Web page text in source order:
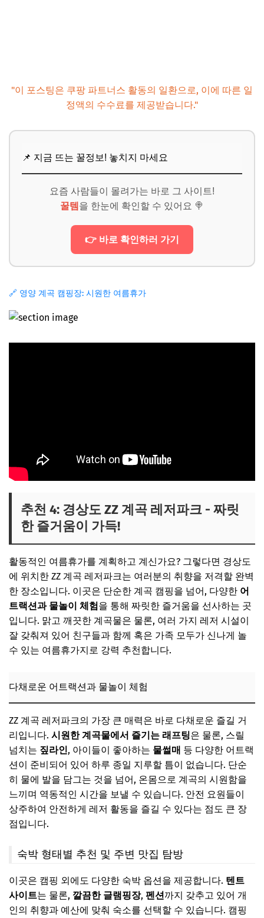
"이 포스팅은 쿠팡 파트너스 활동의 일환으로, 이에 따른 일
정액의 수수료를 제공받습니다."
📌 지금 뜨는 꿀정보! 놓치지 마세요
요즘 사람들이 몰려가는 바로 그 사이트!
꿀템 을 한눈에 확인할 수 있어요 🍭
👉 바로 확인하러 가기
🔗 영양 계곡 캠핑장: 시원한 여름휴가
추천 4: 경상도 ZZ 계곡 레저파크 - 짜릿
한 즐거움이 가득!
활동적인 여름휴가를 계획하고 계신가요? 그렇다면 경상도
에 위치한 ZZ 계곡 레저파크는 여러분의 취향을 저격할 완벽
한 장소입니다. 이곳은 단순한 계곡 캠핑을 넘어, 다양한 어
트랙션과 물놀이 체험 을 통해 짜릿한 즐거움을 선사하는 곳
입니다. 맑고 깨끗한 계곡물은 물론, 여러 가지 레저 시설이
잘 갖춰져 있어 친구들과 함께 혹은 가족 모두가 신나게 놀
수 있는 여름휴가지로 강력 추천합니다.
다채로운 어트랙션과 물놀이 체험
ZZ 계곡 레저파크의 가장 큰 매력은 바로 다채로운 즐길 거
리입니다. 시원한 계곡물에서 즐기는 래프팅은 물론, 스릴
넘치는 짚라인, 아이들이 좋아하는 물썰매 등 다양한 어트랙
션이 준비되어 있어 하루 종일 지루할 틈이 없습니다. 단순
히 물에 발을 담그는 것을 넘어, 온몸으로 계곡의 시원함을
느끼며 역동적인 시간을 보낼 수 있습니다. 안전 요원들이
상주하여 안전하게 레저 활동을 즐길 수 있다는 점도 큰 장
점입니다.
숙박 형태별 추천 및 주변 맛집 탐방
이곳은 캠핑 외에도 다양한 숙박 옵션을 제공합니다. 텐트
사이트는 물론, 깔끔한 글램핑장, 펜션까지 갖추고 있어 개
인의 취향과 예산에 맞춰 숙소를 선택할 수 있습니다. 캠핑